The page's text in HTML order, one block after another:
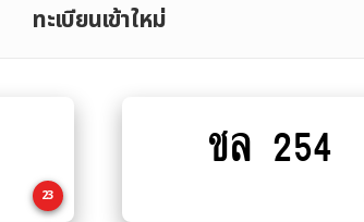
ทะเบียนเข้าใหม่
23
to
ชล 254